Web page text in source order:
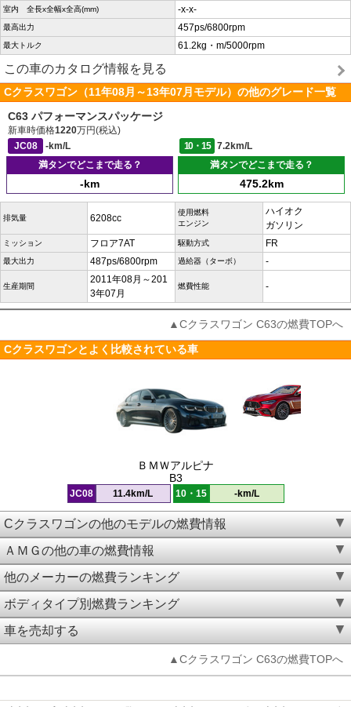
室内 全長x全幅x全高(mm) -x-x-
最高出力 457ps/6800rpm
最大トルク 61.2kg・m/5000rpm
この車のカタログ情報を見る
Cクラスワゴン（11年08月～13年07月モデル）の他のグレード一覧
C63 パフォーマンスパッケージ
新車時価格1220万円(税込)
JC08
-km/L 10・15
7.2km/L
満タンでどこまで走る？
-km
満タンでどこまで走る？
475.2km
排気量 6208cc
使用燃料
エンジン
ハイオク
ガソリン
ミッション フロア7AT 駆動方式 FR
最大出力 487ps/6800rpm 過給器（ターボ） -
生産期間
2011年08月～201
3年07月
燃費性能 -
▲Cクラスワゴン C63の燃費TOPへ
Cクラスワゴンとよく比較されている車
ＢＭＷアルピナ
B3
JC08 11.4km/L 10・15 -km/L
Cクラスワゴンの他のモデルの燃費情報
ＡＭＧの他の車の燃費情報
他のメーカーの燃費ランキング
ボディタイプ別燃費ランキング
車を売却する
▲Cクラスワゴン C63の燃費TOPへ